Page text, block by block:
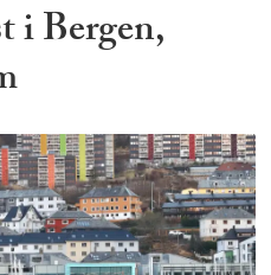
i Bergen,